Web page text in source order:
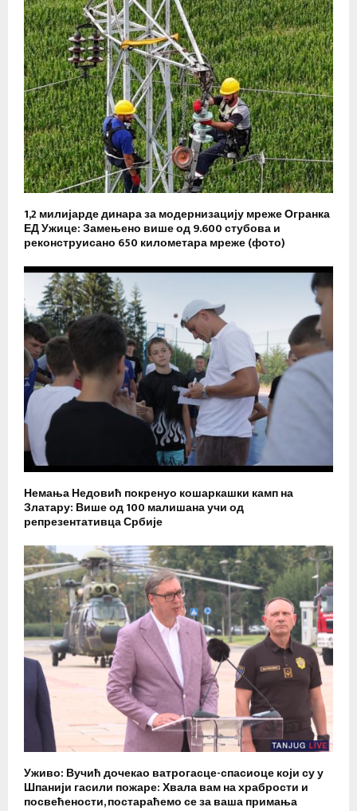
1,2 милијарде динара за модернизацију мреже Огранка
ЕД Ужице: Замењено више од 9.600 стубова и
реконструисано 650 километара мреже (фото)
Немања Недовић покренуо кошаркашки камп на
Златару: Више од 100 малишана учи од
репрезентативца Србије
Уживо: Вучић дочекао ватрогасце-спасиоце који су у
Шпанији гасили пожаре: Хвала вам на храбрости и
посвећености, постараћемо се за ваша примања